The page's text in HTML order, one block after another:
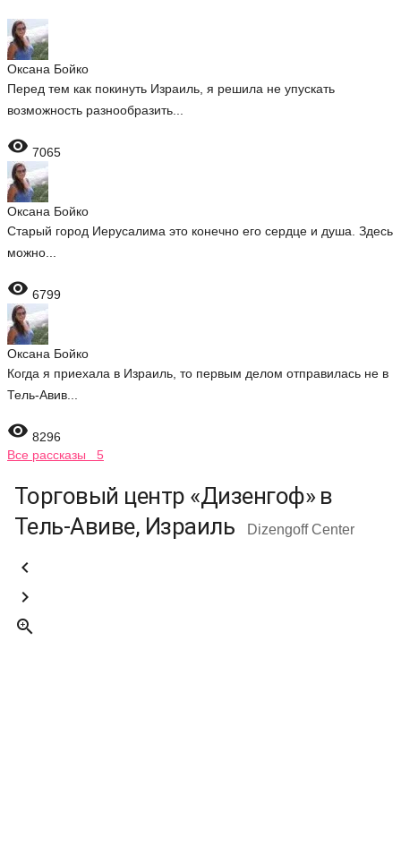
Оксана Бойко
Перед тем как покинуть Израиль, я решила не упускать
возможность разнообразить...
 7065
Оксана Бойко
Старый город Иерусалима это конечно его сердце и душа. Здесь
можно...
 6799
Оксана Бойко
Когда я приехала в Израиль, то первым делом отправилась не в
Тель-Авив...
 8296
Все рассказы 5
Торговый центр «Дизенгоф» в
Тель-Авиве, Израиль
Dizengoff Center


